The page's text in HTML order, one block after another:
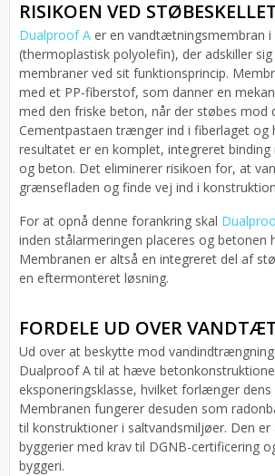
RISIKOEN VED
Dualproof A er en vandtætningsmembran i
(thermoplastisk polyolefin), der adskiller
membraner ved sit funktionsprincip.
med et PP-fiberstof, som danner en
med den friske beton, når der støbes mod
Cementpastaen trænger ind i fiberlaget
resultatet er en komplet, integreret
og beton. Det eliminerer risikoen for, at
grænsefladen og finde vej ind i
For at opnå denne forankring skal
inden stålarmeringen placeres og betonen
Membranen er altså en integreret del af
en eftermonteret løsning.
FORDELE UD OVER
Ud over at beskytte mod
Dualproof A til at hæve
eksponeringsklasse, hvilket forlænger
Membranen fungerer desuden som
til konstruktioner i saltvandsmiljøer. Den er
byggerier med krav til DGNB-certificering
byggeri.